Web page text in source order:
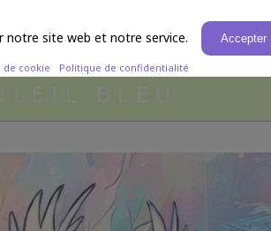
Phelipon
BLEU
notre site web et notre service. Accepter
de cookie Politique de confidentialité